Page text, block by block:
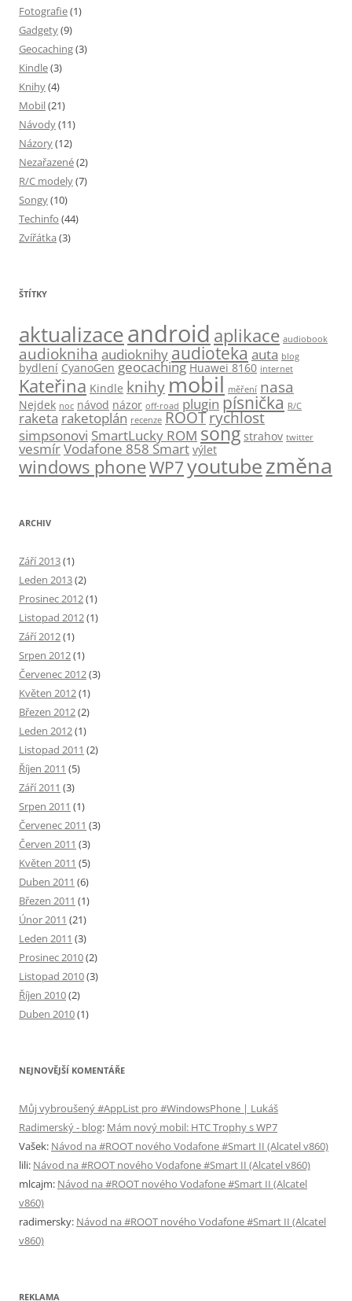
Fotografie(1)
Gadgety(9)
Geocaching(3)
Kindle(3)
Knihy(4)
Mobil(21)
Návody(11)
Názory(12)
Nezařazené(2)
R/C modely(7)
Songy(10)
Techinfo (44)
Zvířátka (3)
ŠTÍTKY
aktualizaceandroid aplikace audiobook
audiokniha audioknihy audioteka auta blog
bydlení CyanoGen geocaching Huawei 8160 internet
Kateřina Kindle knihy mobil měření nasa
Nejdek noc návod názor off-road plugin písnička R/C
raketa raketoplán recenze ROOTrychlost
simpsonovi SmartLucky ROM song strahov twitter
vesmírVodafone 858 Smart výlet
windows phoneWP7youtubezměna
ARCHIV
Září 2013(1)
Leden 2013(2)
Prosinec 2012(1)
Listopad 2012(1)
Září 2012(1)
Srpen 2012(1)
Červenec 2012(3)
Květen 2012(1)
Březen 2012(2)
Leden 2012(1)
Listopad 2011 (2)
Říjen 2011 (5)
Září 2011 (3)
Srpen 2011 (1)
Červenec 2011 (3)
Červen 2011 (3)
Květen 2011 (5)
Duben 2011 (6)
Březen 2011 (1)
Únor 2011 (21)
Leden 2011 (3)
Prosinec 2010(2)
Listopad 2010(3)
Říjen 2010(2)
Duben 2010(1)
NEJNOVĚJŠÍ KOMENTÁŘE
Můj vybroušený #AppList pro #WindowsPhone | Lukáš
Radimerský - blog: Mám nový mobil: HTC Trophy s WP7
Vašek: Návod na #ROOT nového Vodafone #Smart II (Alcatel v860)
lili: Návod na #ROOT nového Vodafone #Smart II (Alcatel v860)
mlcajm: Návod na #ROOT nového Vodafone #Smart II (Alcatel
v860)
radimersky: Návod na #ROOT nového Vodafone #Smart II (Alcatel
v860)
REKLAMA